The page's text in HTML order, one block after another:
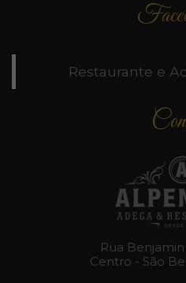
Restaurante e
Rua
Centro - São